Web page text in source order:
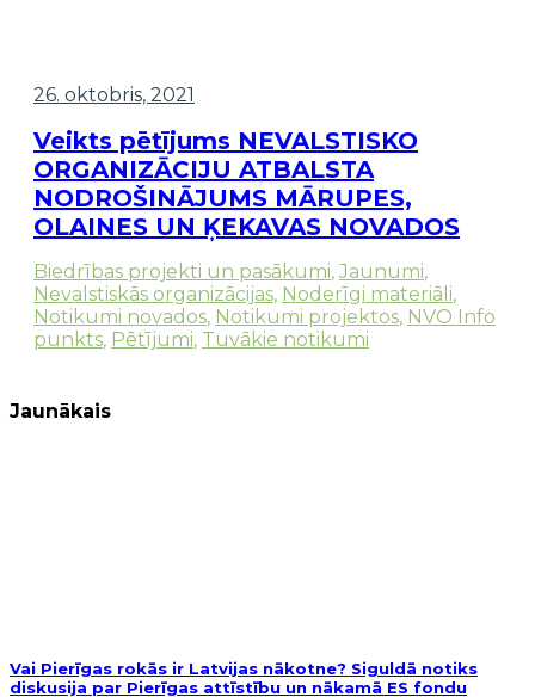
26. oktobris, 2021
Veikts pētījums NEVALSTISKO
ORGANIZĀCIJU ATBALSTA
NODROŠINĀJUMS MĀRUPES,
OLAINES UN ĶEKAVAS NOVADOS
Biedrības projekti un pasākumi, Jaunumi,
Nevalstiskās organizācijas, Noderīgi materiāli,
Notikumi novados, Notikumi projektos, NVO Info
punkts, Pētījumi, Tuvākie notikumi
Jaunākais
Vai Pierīgas rokās ir Latvijas nākotne? Siguldā notiks
diskusija par Pierīgas attīstību un nākamā ES fondu